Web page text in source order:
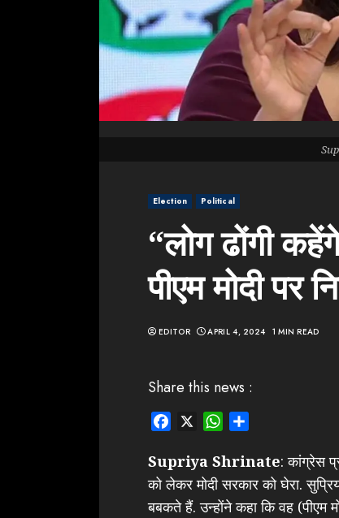
Election Political
“लोग ढोंगी
पीएम मोदी पर
EDITOR APRIL 4, 2024 1 MIN READ
Share this news :
Facebook WhatsApp
Supriya Shrinate: कांग्रेस
को लेकर मोदी सरकार को घेरा.
बबकते हैं. उन्होंने कहा कि वह (पीएम